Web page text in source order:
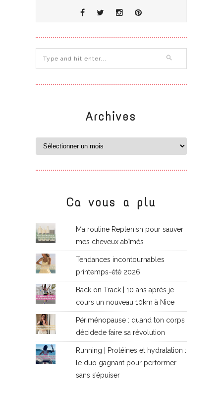
Archives
Ca vous a plu
Ma routine Replenish pour sauver
mes cheveux abîmés
Tendances incontournables
printemps-été 2026
Back on Track | 10 ans après je
cours un nouveau 10km à Nice
Périménopause : quand ton corps
décidede faire sa révolution
Running | Protéines et hydratation :
le duo gagnant pour performer
sans s’épuiser